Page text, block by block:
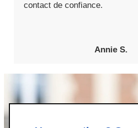
contact de confiance.
Annie S.